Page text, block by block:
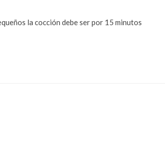
la cocción debe ser por 15 minutos